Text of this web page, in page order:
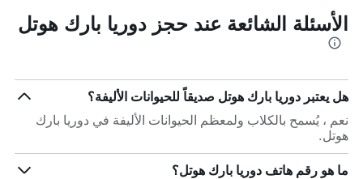
الأسئلة الشائعة عند حجز دوريا بارك هوتل
هل يعتبر دوريا بارك هوتل صديقاً للحيوانات الأليفة؟
نعم ، يُسمح بالكلاب ولمعظم الحيوانات الأليفة في دوريا بارك
هوتل.
ما هو رقم هاتف دوريا بارك هوتل؟